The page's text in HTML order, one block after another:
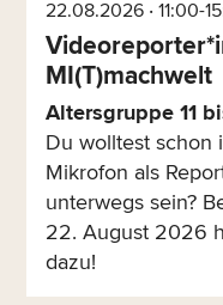
22.08.2026 ‧ 11:00-
MI(T)machwelt
Altersgruppe 11
Du wolltest schon
Mikrofon als
unterwegs sein?
22. August 2026
dazu!